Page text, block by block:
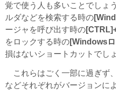
覚で使う人も多いことでしょ
ルダなどを検索する時の
ージャを呼び出す時の
をロックする時の[Windows
損はないショートカットでし
これらはごく一部に過ぎず
などそれぞれがバージョンに